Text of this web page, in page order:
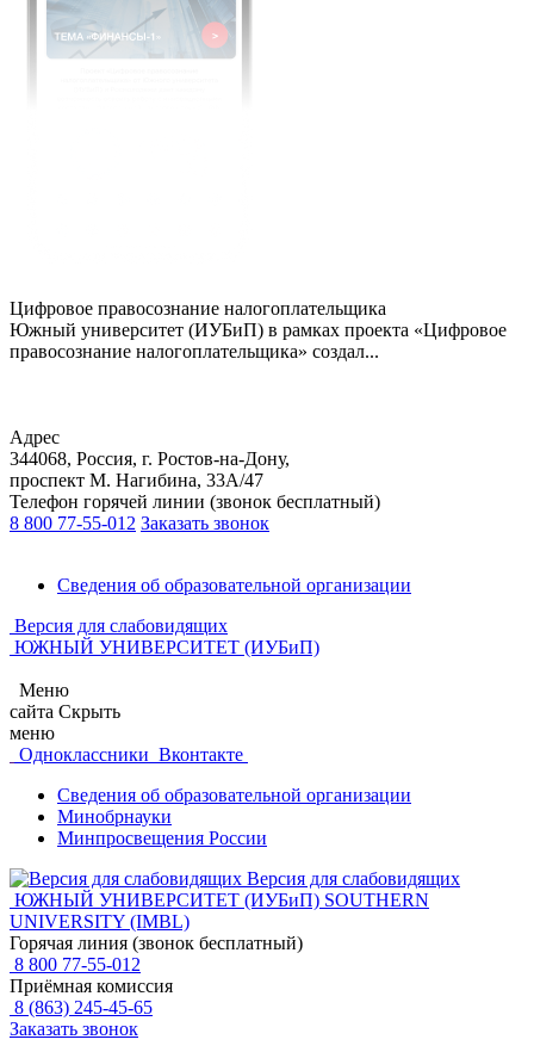
Цифровое правосознание налогоплательщика
Южный университет (ИУБиП) в рамках проекта «Цифровое
правосознание налогоплательщика» создал...
Адрес
344068, Россия, г. Ростов-на-Дону,
проспект М. Нагибина, 33А/47
Телефон горячей линии (звонок бесплатный)
8 800 77-55-012 Заказать звонок
Сведения об образовательной организации
Версия для слабовидящих
ЮЖНЫЙ УНИВЕРСИТЕТ (ИУБиП)
Меню
сайта Скрыть
меню
Одноклассники Вконтакте
Сведения об образовательной организации
Минобрнауки
Минпросвещения России
Версия для слабовидящих
ЮЖНЫЙ УНИВЕРСИТЕТ (ИУБиП) SOUTHERN
UNIVERSITY (IMBL)
Горячая линия (звонок бесплатный)
8 800 77-55-012
Приёмная комиссия
8 (863) 245-45-65
Заказать звонок